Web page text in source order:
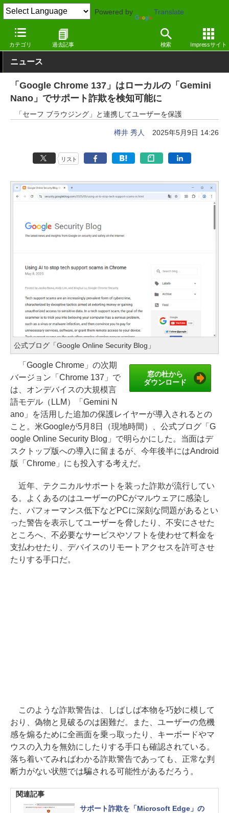
Powered by Translate
カテゴリ 過去記事 検索 Impressサイト
窓の杜 インターネット Windows
ニュース
「Google Chrome 137」はローカルの「Gemini
Nano」でサポート詐欺を検知可能に
「セーフ ブラウジング」と連携してユーザーを保護
樽井 秀人 2025年5月9日 14:26
リスト
公式ブログ「Google Online Security Blog」
窓の杜から
ダウンロード
「Google Chrome」の次期
バージョン「Chrome 137」で
は、オンデバイスの大規模言
語モデル（LLM）「Gemini N
ano」を活用した追加の保護レイヤーが導入されるとの
こと。米Googleが5月8日（現地時間）、公式ブログ「G
oogle Online Security Blog」で明らかにした。当面はデ
スクトップ版への導入に留まるが、今年後半にはAndroid
版「Chrome」にも投入する考えだ。
近年、テクニカルサポートを装った詐欺が流行してい
る。よくあるのはユーザーのPCがマルウェアに感染し
た、パフォーマンス低下などPCに深刻な問題があるとい
った警告を表示してユーザーを脅したり、不安にさせた
ところへ、不必要なサービスやソフトを使わせて料金を
支払わせたり、デバイスのリモートアクセスを許可させ
たりする手口だ。
このような詐欺警告は、しばしば本物を巧妙に模して
おり、偽物と見破るのは困難だ。また、ユーザーの危機
感を煽るために全画面を乗っ取ったり、キーボードやマ
ウスの入力を無効にしたりする手口も確認されている。
落ち着いてみればわかる詐欺警告であっても、正常な判
断力がない状態では騙される可能性があるだろう。
関連記事
サポート詐欺を「Microsoft Edge」の